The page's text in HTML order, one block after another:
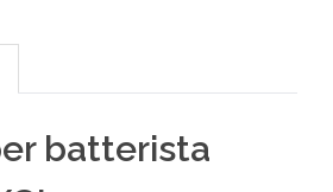
batterista